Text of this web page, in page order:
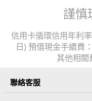
謹慎
信用卡循環信用年利
日) 預借現金手續費
其他相關
聯絡客服